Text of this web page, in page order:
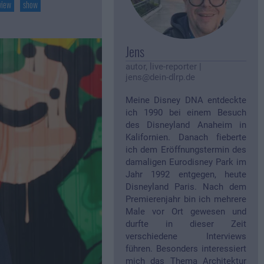
show
Jens
autor, live-reporter
jens@dein-dlrp.de
Meine Disney DNA entdeckte
ich 1990 bei einem Besuch
des Disneyland Anaheim in
Kalifornien. Danach fieberte
ich dem Eröffnungstermin des
damaligen Eurodisney Park im
Jahr 1992 entgegen, heute
Disneyland Paris. Nach dem
Premierenjahr bin ich mehrere
Male vor Ort gewesen und
durfte in dieser Zeit
verschiedene Interviews
führen. Besonders interessiert
mich das Thema Architektur